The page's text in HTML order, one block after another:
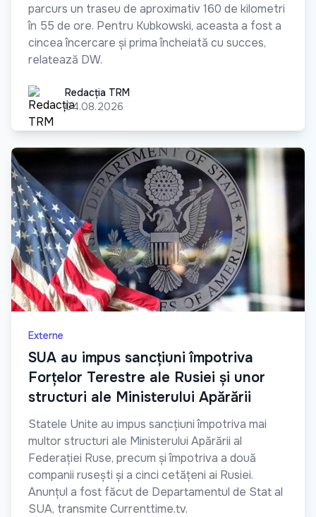
parcurs un traseu de aproximativ 160 de kilometri
în 55 de ore. Pentru Kubkowski, aceasta a fost a
cincea încercare și prima încheiată cu succes,
relatează DW.
Redacția TRM
Redacția TRM
04.08.2026
Externe
SUA au impus sancțiuni împotriva
Forțelor Terestre ale Rusiei și unor
structuri ale Ministerului Apărării
Statele Unite au impus sancțiuni împotriva mai
multor structuri ale Ministerului Apărării al
Federației Ruse, precum și împotriva a două
companii rusești și a cinci cetățeni ai Rusiei.
Anunțul a fost făcut de Departamentul de Stat al
SUA, transmite Currenttime.tv.